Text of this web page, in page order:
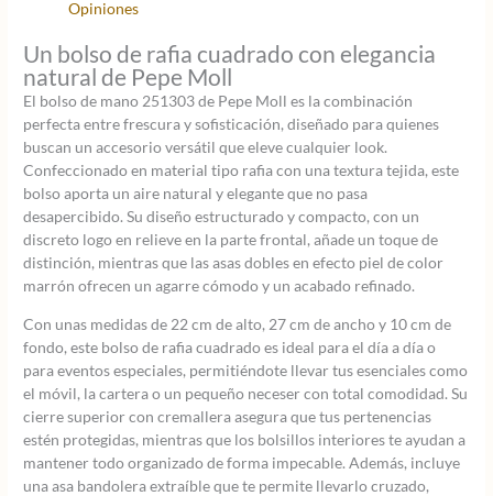
Opiniones
Un bolso de rafia cuadrado con elegancia
natural de Pepe Moll
El bolso de mano 251303 de Pepe Moll es la combinación
perfecta entre frescura y sofisticación, diseñado para quienes
buscan un accesorio versátil que eleve cualquier look.
Confeccionado en material tipo rafia con una textura tejida, este
bolso aporta un aire natural y elegante que no pasa
desapercibido. Su diseño estructurado y compacto, con un
discreto logo en relieve en la parte frontal, añade un toque de
distinción, mientras que las asas dobles en efecto piel de color
marrón ofrecen un agarre cómodo y un acabado refinado.
Con unas medidas de 22 cm de alto, 27 cm de ancho y 10 cm de
fondo, este bolso de rafia cuadrado es ideal para el día a día o
para eventos especiales, permitiéndote llevar tus esenciales como
el móvil, la cartera o un pequeño neceser con total comodidad. Su
cierre superior con cremallera asegura que tus pertenencias
estén protegidas, mientras que los bolsillos interiores te ayudan a
mantener todo organizado de forma impecable. Además, incluye
una asa bandolera extraíble que te permite llevarlo cruzado,